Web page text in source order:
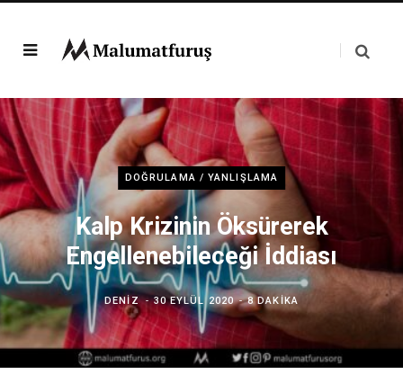
DOĞRULAMA / YANLIŞLAMA
Kalp Krizinin Öksürerek
Engellenebileceği İddiası
DENIZ 30 EYLÜL 2020 8 DAKIKA